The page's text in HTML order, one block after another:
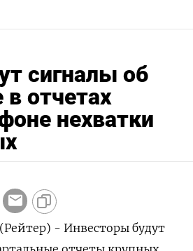
сигналы об
отчетах
нехватки
- Инвесторы будут